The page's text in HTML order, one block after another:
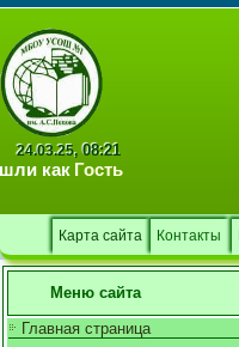
24.03.25, 08:21
как Гость
Карта сайта Контакты
Меню сайта
Главная страница